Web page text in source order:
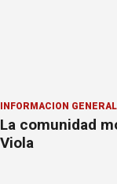
INFORMACION GENERAL
La comunidad
Viola